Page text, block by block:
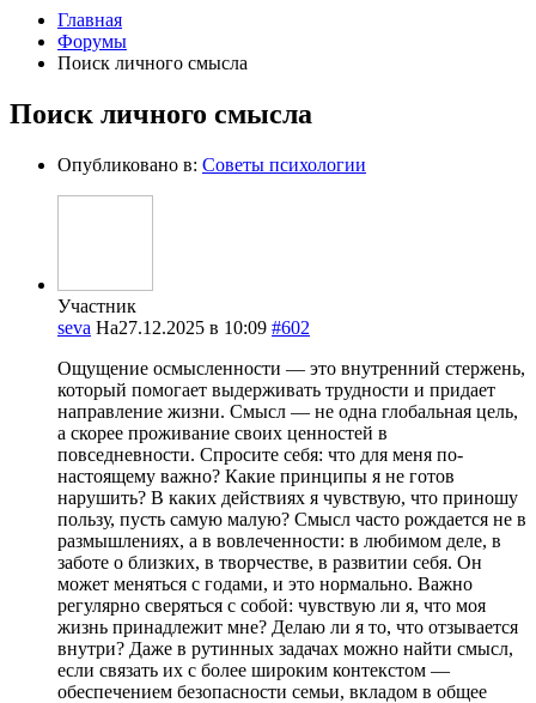
Главная
Форумы
Поиск личного смысла
Поиск личного смысла
Опубликовано в: Советы психологии
Участник
seva На27.12.2025 в 10:09 #602
Ощущение осмысленности — это внутренний стержень,
который помогает выдерживать трудности и придает
направление жизни. Смысл — не одна глобальная цель,
а скорее проживание своих ценностей в
повседневности. Спросите себя: что для меня по-
настоящему важно? Какие принципы я не готов
нарушить? В каких действиях я чувствую, что приношу
пользу, пусть самую малую? Смысл часто рождается не в
размышлениях, а в вовлеченности: в любимом деле, в
заботе о близких, в творчестве, в развитии себя. Он
может меняться с годами, и это нормально. Важно
регулярно сверяться с собой: чувствую ли я, что моя
жизнь принадлежит мне? Делаю ли я то, что отзывается
внутри? Даже в рутинных задачах можно найти смысл,
если связать их с более широким контекстом —
обеспечением безопасности семьи, вкладом в общее